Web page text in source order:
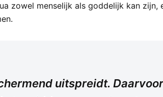
zowel menselijk als goddelijk kan
uitspreidt.